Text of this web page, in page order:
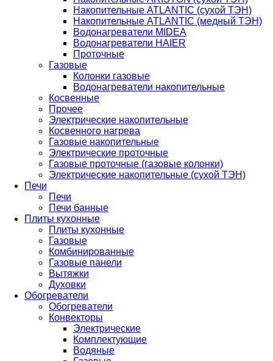
Накопительные ATLANTIC (сухой ТЭН)
Накопительные ATLANTIC (медный ТЭН)
Водонагреватели MIDEA
Водонагреватели HAIER
Проточные
Газовые
Колонки газовые
Водонагреватели накопительные
Косвенные
Прочее
Электрические накопительные
Косвенного нагрева
Газовые накопительные
Электрические проточные
Газовые проточные (газовые колонки)
Электрические накопительные (сухой ТЭН)
Печи
Печи
Печи банные
Плиты кухонные
Плиты кухонные
Газовые
Комбинированные
Газовые панели
Вытяжки
Духовки
Обогреватели
Обогреватели
Конвекторы
Электрические
Комплектующие
Водяные